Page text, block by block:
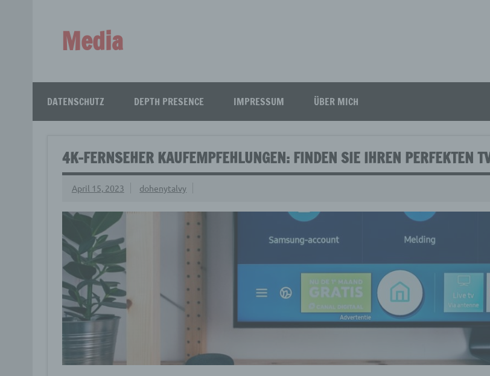
Media
DATENSCHUTZ DEPTH PRESENCE IMPRESSUM ÜBER MICH
4K-FERNSEHER KAUFEMPFEHLUNGEN: FINDEN SIE IHREN PERFEKTEN
April 15, 2023 dohenytalvy